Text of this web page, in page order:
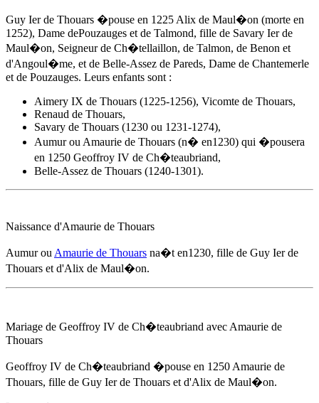
Guy Ier de Thouars �pouse en 1225 Alix de Maul�on (morte en
1252), Dame dePouzauges et de Talmond, fille de Savary Ier de
Maul�on, Seigneur de Ch�tellaillon, de Talmon, de Benon et
d'Angoul�me, et de Belle-Assez de Pareds, Dame de Chantemerle
et de Pouzauges. Leurs enfants sont :
Aimery IX de Thouars (1225-1256), Vicomte de Thouars,
Renaud de Thouars,
Savary de Thouars (1230 ou 1231-1274),
Aumur ou Amaurie de Thouars (n� en1230) qui �pousera
en 1250 Geoffroy IV de Ch�teaubriand,
Belle-Assez de Thouars (1240-1301).
Naissance d'Amaurie de Thouars
Aumur ou Amaurie de Thouars na�t en1230, fille de Guy Ier de
Thouars et d'Alix de Maul�on.
Mariage de Geoffroy IV de Ch�teaubriand avec Amaurie de
Thouars
Geoffroy IV de Ch�teaubriand �pouse en 1250 Amaurie de
Thouars, fille de Guy Ier de Thouars et d'Alix de Maul�on.